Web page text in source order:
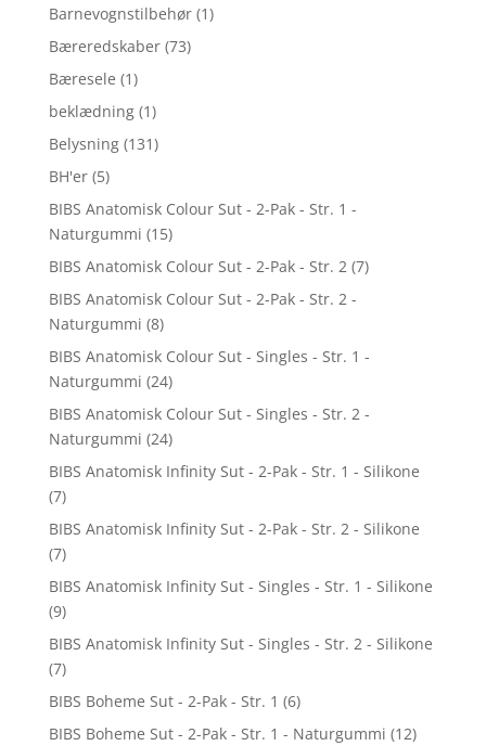
Barnevognstilbehør (1)
Bæreredskaber (73)
Bæresele (1)
beklædning (1)
Belysning (131)
BH'er (5)
BIBS Anatomisk Colour Sut - 2-Pak - Str. 1 -
Naturgummi (15)
BIBS Anatomisk Colour Sut - 2-Pak - Str. 2 (7)
BIBS Anatomisk Colour Sut - 2-Pak - Str. 2 -
Naturgummi (8)
BIBS Anatomisk Colour Sut - Singles - Str. 1 -
Naturgummi (24)
BIBS Anatomisk Colour Sut - Singles - Str. 2 -
Naturgummi (24)
BIBS Anatomisk Infinity Sut - 2-Pak - Str. 1 - Silikone
(7)
BIBS Anatomisk Infinity Sut - 2-Pak - Str. 2 - Silikone
(7)
BIBS Anatomisk Infinity Sut - Singles - Str. 1 - Silikone
(9)
BIBS Anatomisk Infinity Sut - Singles - Str. 2 - Silikone
(7)
BIBS Boheme Sut - 2-Pak - Str. 1 (6)
BIBS Boheme Sut - 2-Pak - Str. 1 - Naturgummi (12)